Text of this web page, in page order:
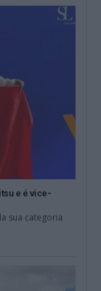
e é vice-
sua categoria